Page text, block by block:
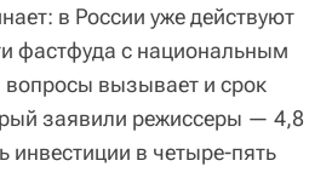
в России уже действуют
фастфуда с национальным
вызывает и срок
заявили режиссеры — 4,8
инвестиции в четыре-пять